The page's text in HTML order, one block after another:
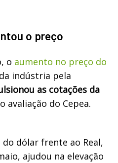
o preço
o aumento no preço do
indústria pela
as cotações da
avaliação do Cepea.
dólar frente ao Real,
ajudou na elevação